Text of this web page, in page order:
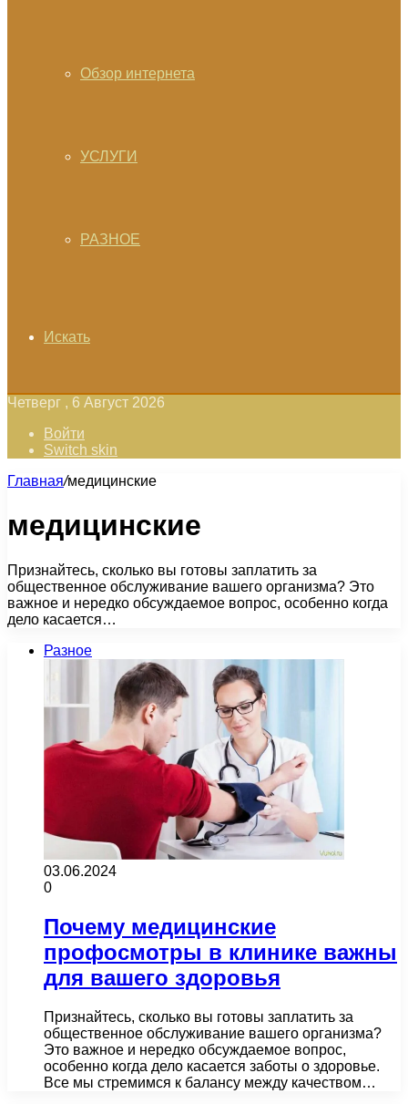
Обзор интернета
УСЛУГИ
РАЗНОЕ
Искать
Четверг , 6 Август 2026
Войти
Switch skin
Главная/медицинские
медицинские
Признайтесь, сколько вы готовы заплатить за
общественное обслуживание вашего организма? Это
важное и нередко обсуждаемое вопрос, особенно когда
дело касается…
Разное
03.06.2024
0
Почему медицинские
профосмотры в клинике важны
для вашего здоровья
Признайтесь, сколько вы готовы заплатить за
общественное обслуживание вашего организма?
Это важное и нередко обсуждаемое вопрос,
особенно когда дело касается заботы о здоровье.
Все мы стремимся к балансу между качеством…